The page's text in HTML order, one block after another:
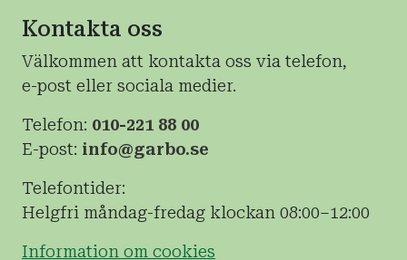
Kontakta oss
Välkommen att kontakta oss via telefon,
e-post eller sociala medier.
Telefon: 010-221 88 00
E-post: info@garbo.se
Telefontider:
Helgfri måndag-fredag klockan 08:00–12:00
Information om cookies